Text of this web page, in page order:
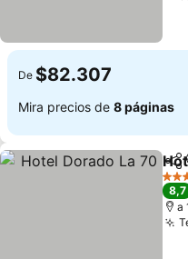
De $82.307
Mira precios de 8 páginas
4
8,7
a